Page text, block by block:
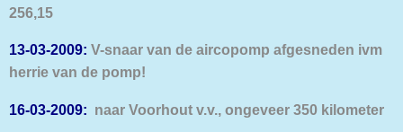
256,15
13-03-2009: V-snaar van de aircopomp afgesneden ivm
herrie van de pomp!
16-03-2009: naar Voorhout v.v., ongeveer 350 kilometer